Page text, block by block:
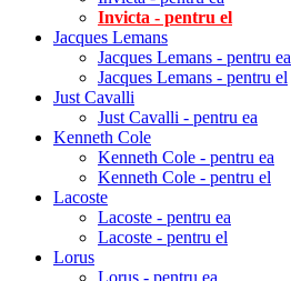
Invicta - pentru el
Jacques Lemans
Jacques Lemans - pentru ea
Jacques Lemans - pentru el
Just Cavalli
Just Cavalli - pentru ea
Kenneth Cole
Kenneth Cole - pentru ea
Kenneth Cole - pentru el
Lacoste
Lacoste - pentru ea
Lacoste - pentru el
Lorus
Lorus - pentru ea